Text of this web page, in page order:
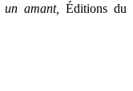
amant, Éditions du